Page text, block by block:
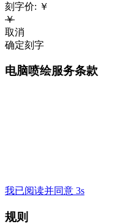
刻字价: ￥
￥
取消
确定刻字
电脑喷绘服务条款
我已阅读并同意 3s
规则